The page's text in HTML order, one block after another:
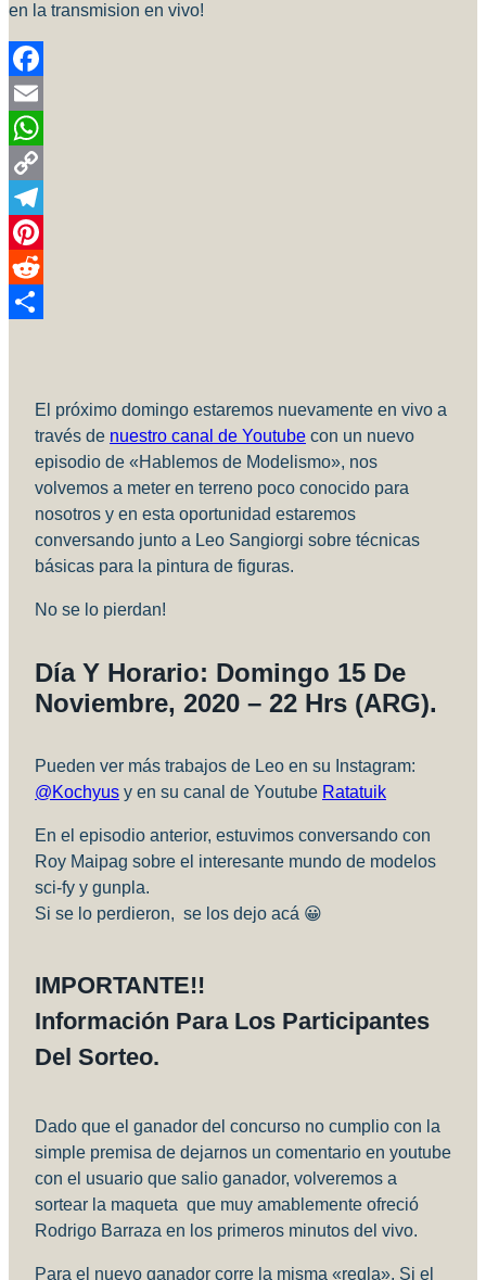
en la transmision en vivo!
Facebook
Email
WhatsApp
Copy
Link
Telegram
Pinterest
Reddit
El próximo domingo estaremos nuevamente en vivo a
través de nuestro canal de Youtube con un nuevo
episodio de «Hablemos de Modelismo», nos
volvemos a meter en terreno poco conocido para
nosotros y en esta oportunidad estaremos
conversando junto a Leo Sangiorgi sobre técnicas
básicas para la pintura de figuras.
No se lo pierdan!
Día Y Horario: Domingo 15 De
Noviembre, 2020 – 22 Hrs (ARG).
Pueden ver más trabajos de Leo en su Instagram:
@Kochyus y en su canal de Youtube Ratatuik
En el episodio anterior, estuvimos conversando con
Roy Maipag sobre el interesante mundo de modelos
sci-fy y gunpla.
Si se lo perdieron, se los dejo acá 😀
IMPORTANTE!!
Información Para Los Participantes
Del Sorteo.
Dado que el ganador del concurso no cumplio con la
simple premisa de dejarnos un comentario en youtube
con el usuario que salio ganador, volveremos a
sortear la maqueta que muy amablemente ofreció
Rodrigo Barraza en los primeros minutos del vivo.
Para el nuevo ganador corre la misma «regla», Si el